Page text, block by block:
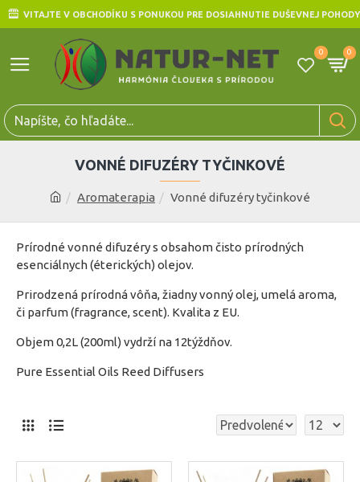
VITAJTE V OBCHODÍKU S PONUKOU PRE DOSIAHNUTIE DUŠEVNEJ POHODY
0 0
Aromaterapia Vonné difuzéry tyčinkové
VONNÉ DIFUZÉRY TYČINKOVÉ
Prírodné vonné difuzéry s obsahom čisto prírodných
esenciálnych (éterických) olejov.
Prirodzená prírodná vôňa, žiadny vonný olej, umelá aroma,
či parfum (fragrance, scent). Kvalita z EU.
Objem 0,2L (200ml) vydrží na 12týždňov.
Pure Essential Oils Reed Diffusers